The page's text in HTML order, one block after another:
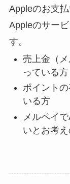
Appleのお支
Appleのサー
す。
売上金（
っている方
ポイント
いる方
メルペイ
いとお考